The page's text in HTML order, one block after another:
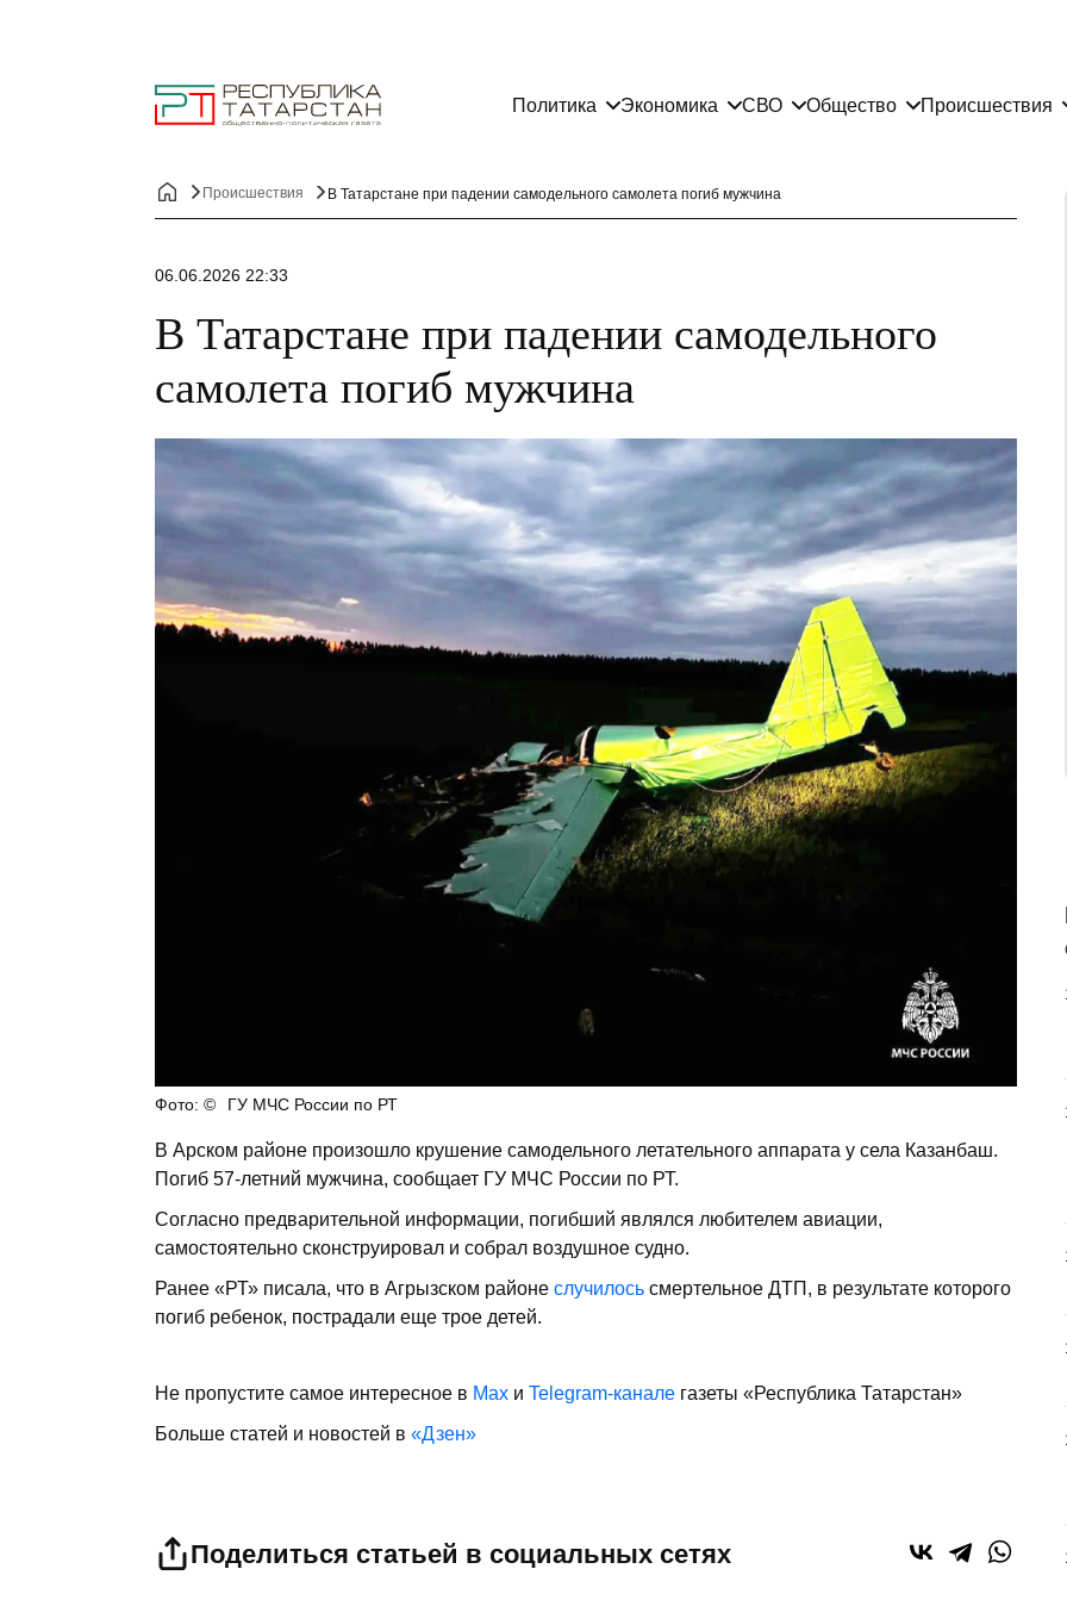
Политика Экономика СВО Общество Происшествия
Происшествия В Татарстане при падении самодельного самолета погиб мужчина
06.06.2026 22:33
В Татарстане при падении самодельного
самолета погиб мужчина
ГУ МЧС России по РТ
В Арском районе произошло крушение самодельного летательного аппарата у села Казанбаш.
Погиб 57-летний мужчина, сообщает ГУ МЧС России по РТ.
Согласно предварительной информации, погибший являлся любителем авиации,
самостоятельно сконструировал и собрал воздушное судно.
Ранее «РТ» писала, что в Агрызском районе случилось смертельное ДТП, в результате которого
погиб ребенок, пострадали еще трое детей.
Не пропустите самое интересное в Max и Telegram-канале газеты «Республика Татарстан»
Больше статей и новостей в «Дзен»
Поделиться статьей в социальных сетях